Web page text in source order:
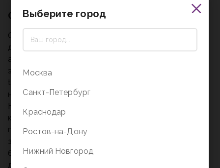
Описание
Обложка для паспорта BRAUBERG защитит
документ от износа и загрязнений, сохраняя его
аккуратный внешний вид. Модель выполнена из
экокожи розового цвета c приятной на ощупь soft
touch-поверхностью и украшена тиснением в виде
надписи "Passport", силуэта самолета и карты мира.
На внутреннем развороте расположены 9
карманов:1) Основной карман для паспорта -
подходит как для российского, так и для
заграничного;2) Карман для купюр или посадочных
билетов;3) Карманы для карт - 4 шт;4) Отделения
для сим-карт - 2 шт. + 1 слот для иглы сим-карты.
Выберите город
Москва
Санкт-Петербург
Краснодар
Ростов-на-Дону
Нижний Новгород